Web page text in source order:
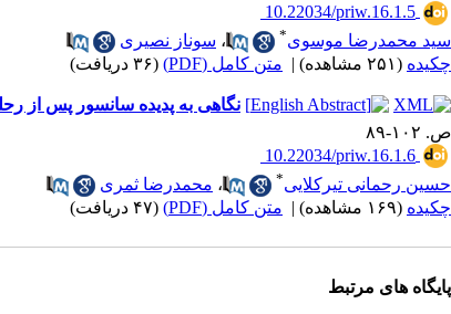
‎ 10.22034/priw.16.1.5
سید محمدرضا موسوی* ، سوناز نصیری
چکیده (۲۵۱ مشاهده) | متن کامل (PDF) (۳۶ دریافت)
نگاهی به پدیده سانسور پس از
ص. ۱۰۲-۸۹
‎ 10.22034/priw.16.1.6
حسین رحمانی تیرکلایی* ، محمدرضا ثمری
چکیده (۱۶۹ مشاهده) | متن کامل (PDF) (۴۷ دریافت)
پایگاه های مرتبط